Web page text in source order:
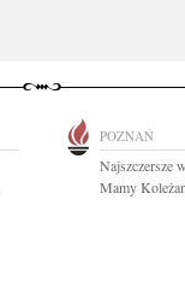
POZNAŃ
Najszczersze
Mamy